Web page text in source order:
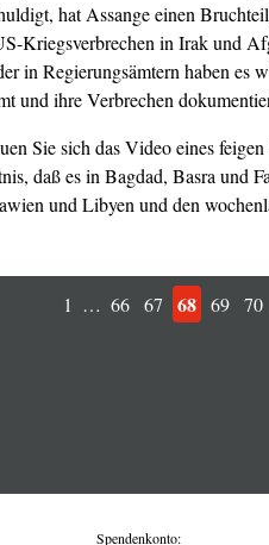
hat Assange einen
Kriegsverbrechen in Irak und
in Regierungsämtern haben es
und ihre Verbrechen
Sie sich das Video eines
daß es in Bagdad, Basra
und Libyen und den
1 … 66 67 68 69 70
Spendenkonto: